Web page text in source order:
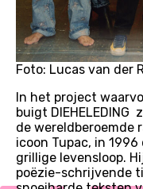
Foto: Lucas van der
In het project
buigt
de wereldberoemde
icoon Tupac, in
grillige levensloop.
poëzie-schrijvende